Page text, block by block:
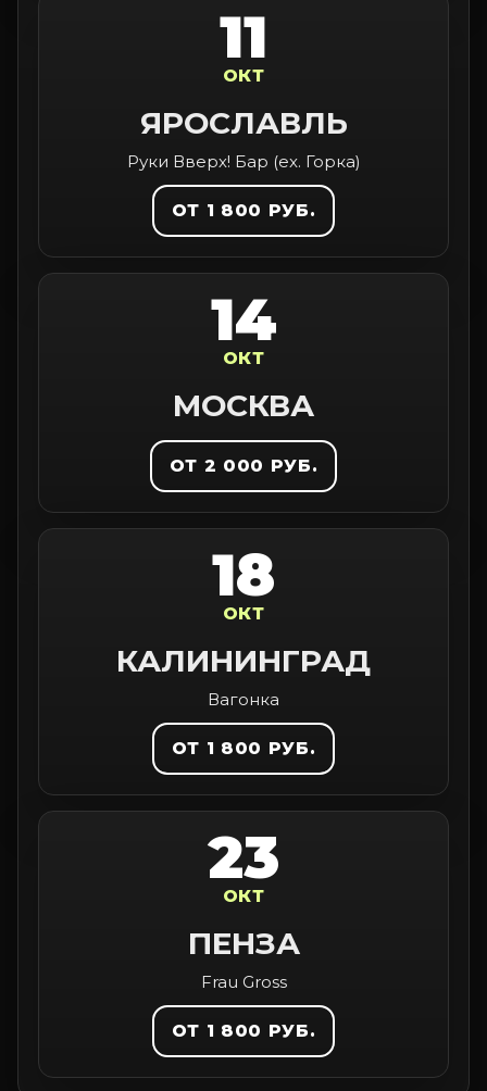
11
ОКТ
ЯРОСЛАВЛЬ
Руки Вверх! Бар (ex. Горка)
ОТ 1 800 РУБ.
14
ОКТ
МОСКВА
ОТ 2 000 РУБ.
18
ОКТ
КАЛИНИНГРАД
Вагонка
ОТ 1 800 РУБ.
23
ОКТ
ПЕНЗА
Frau Gross
ОТ 1 800 РУБ.